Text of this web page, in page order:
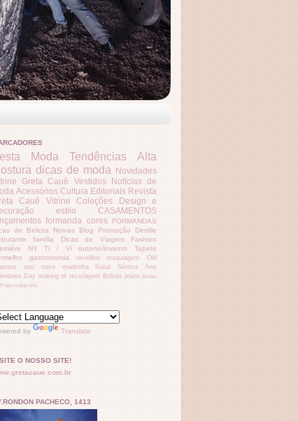
Moda Tendências
Alta
dicas de moda
Novidades
Greta Cauê
Vestidos
Notícias de
Acessórios Cultura Editoriais Revista
Cauê
Vitrine Coleções
Design e
estilo
CASAMENTOS
formanda cores
FORMANDAS
de Beleza
Noivas Blog Promoção
Desfile
família Dicas de Viagem
Fashion
NY Ti / Vi outono/inverno
Tapete
gastronomia reveillon maquiagem
Old
ano novo madrinha Natal
Sétima Arte
Day making of reciclagem Bolsas jeans
Bodas
malas ti/vi
by Translate
O NOSSO SITE!
PACHECO, 1413